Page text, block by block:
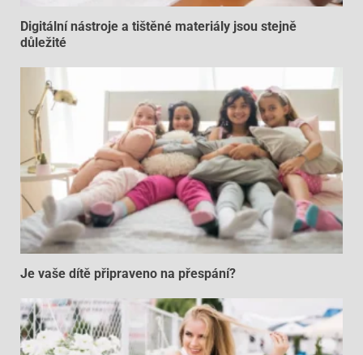
Digitální nástroje a tištěné materiály jsou stejně
důležité
Je vaše dítě připraveno na přespání?